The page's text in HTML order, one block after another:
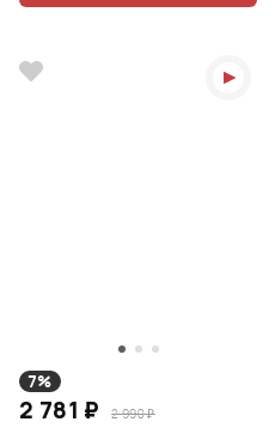
7%
2 781 ₽ 2 990 ₽